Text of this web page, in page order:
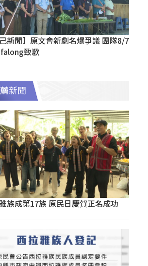
己新聞】原文會新劇名爆爭議 團隊8/7
致歉
新聞
族成第17族 原民日慶賀正名成功